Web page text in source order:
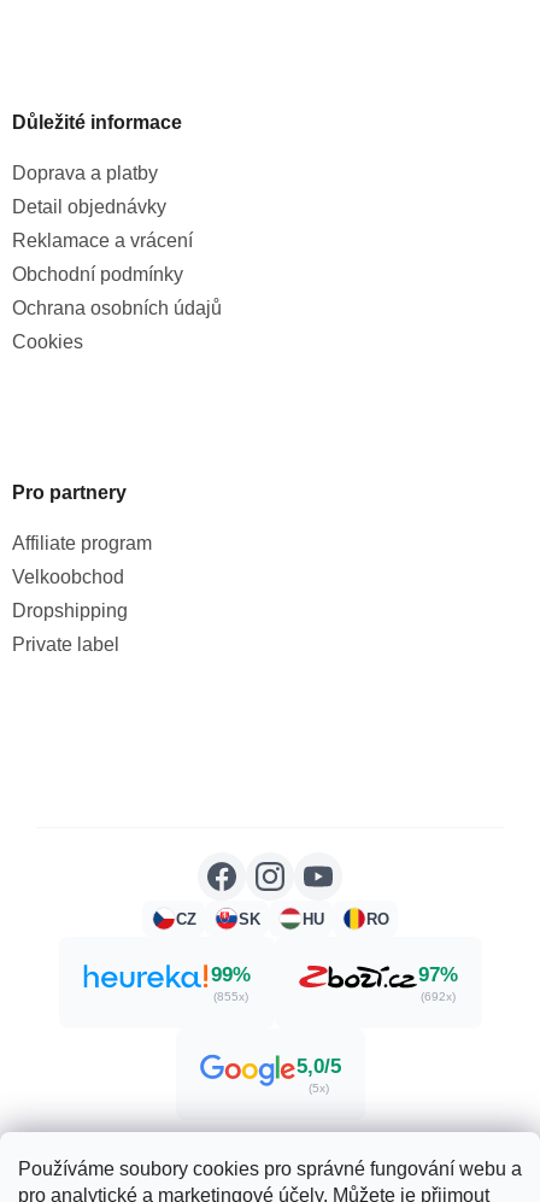
Používáme soubory cookies pro správné fungování webu a
pro analytické a marketingové účely. Můžete je přijmout
Důležité informace
Doprava a platby
Detail objednávky
Reklamace a vrácení
Obchodní podmínky
Ochrana osobních údajů
Cookies
Pro partnery
Affiliate program
Velkoobchod
Dropshipping
Private label
CZ SK HU RO
99%
(855x)
97%
(692x)
5,0/5
(5x)